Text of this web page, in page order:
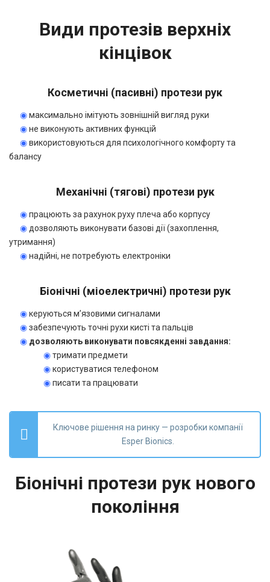
Види протезів верхніх
кінцівок
Косметичні (пасивні) протези рук
◉максимально імітують зовнішній вигляд руки
◉не виконують активних функцій
◉використовуються для психологічного комфорту та
балансу
Механічні (тягові) протези рук
◉працюють за рахунок руху плеча або корпусу
◉ дозволяють виконувати базові дії (захоплення,
утримання)
◉надійні, не потребують електроніки
Біонічні (міоелектричні) протези рук
◉керуються м’язовими сигналами
◉забезпечують точні рухи кисті та пальців
◉ дозволяють виконувати повсякденні завдання:
◉тримати предмети
◉користуватися телефоном
◉писати та працювати
Ключове рішення на ринку — розробки компанії
Esper Bionics.
Біонічні протези рук нового
покоління